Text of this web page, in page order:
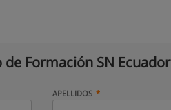
de Formación SN Ecuador
APELLIDOS